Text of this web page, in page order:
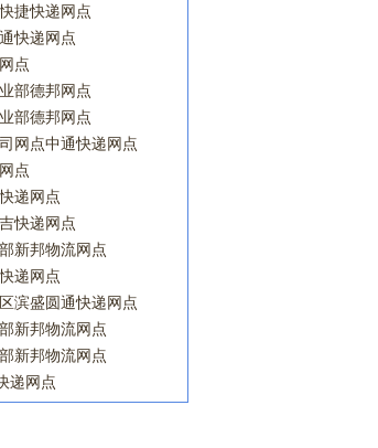
捷快递网点
快递网点
点
部德邦网点
部德邦网点
网点中通快递网点
点
递网点
快递网点
新邦物流网点
递网点
滨盛圆通快递网点
新邦物流网点
新邦物流网点
递网点